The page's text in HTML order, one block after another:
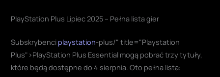
PlayStation Plus Lipiec 2025 – Pełna lista gier
Subskrybenci playstation-plus/" title="Playstation
Plus">PlayStation Plus Essential mogą pobrać trzy tytuły,
które będą dostępne do 4 sierpnia. Oto pełna lista: